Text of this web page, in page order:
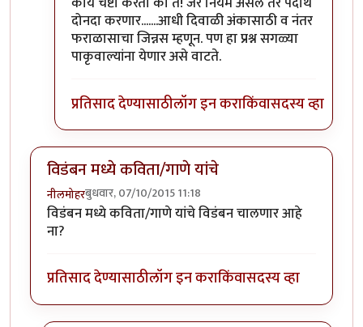
दोनदा करणार.......आधी दिवाळी अंकासाठी व नंतर
फराळासाचा जिन्नस म्हणून. पण हा प्रश्न सगळ्या
पाकृवाल्यांना येणार असे वाटते.
प्रतिसाद देण्यासाठीलॉग इन कराकिंवासदस्य व्हा
विडंबन मध्ये कविता/गाणे यांचे
नीलमोहरबुधवार, 07/10/2015 11:18
विडंबन मध्ये कविता/गाणे यांचे विडंबन चालणार आहे
ना?
प्रतिसाद देण्यासाठीलॉग इन कराकिंवासदस्य व्हा